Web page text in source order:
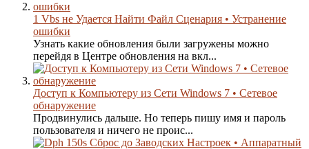
1 Vbs не Удается Найти Файл Сценария • Устранение
ошибки
Узнать какие обновления были загружены можно
перейдя в Центре обновления на вкл...
Доступ к Компьютеру из Сети Windows 7 • Сетевое
обнаружение
Продвинулись дальше. Но теперь пишу имя и пароль
пользователя и ничего не проис...